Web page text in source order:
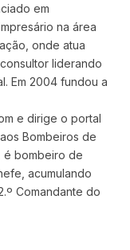
em
na área
onde atua
liderando
Em 2004 fundou a
e dirige o portal
Bombeiros de
é bombeiro de
acumulando
Comandante do